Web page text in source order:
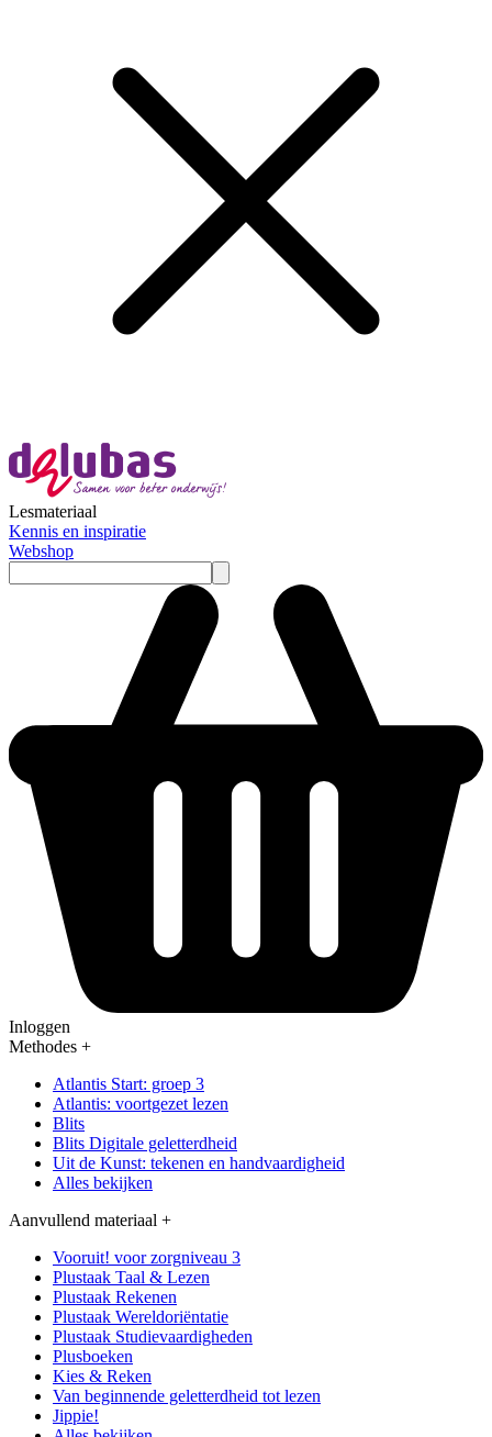
Lesmateriaal
Kennis en inspiratie
Webshop
Inloggen
Methodes +
Atlantis Start: groep 3
Atlantis: voortgezet lezen
Blits
Blits Digitale geletterdheid
Uit de Kunst: tekenen en handvaardigheid
Alles bekijken
Aanvullend materiaal +
Vooruit! voor zorgniveau 3
Plustaak Taal & Lezen
Plustaak Rekenen
Plustaak Wereldoriëntatie
Plustaak Studievaardigheden
Plusboeken
Kies & Reken
Van beginnende geletterdheid tot lezen
Jippie!